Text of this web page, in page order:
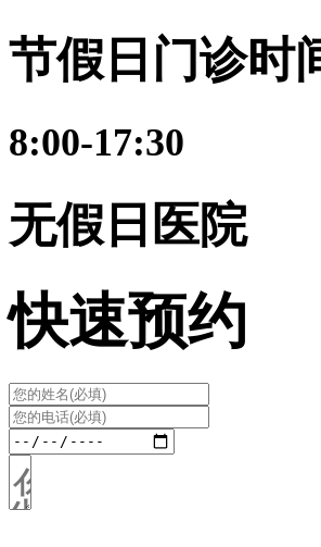
节假日门诊时
8:00-17:30
无假日医院
快速预约